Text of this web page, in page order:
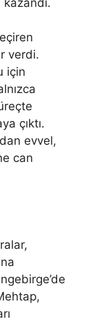
verdi.
için
çıktı.
evvel,
can